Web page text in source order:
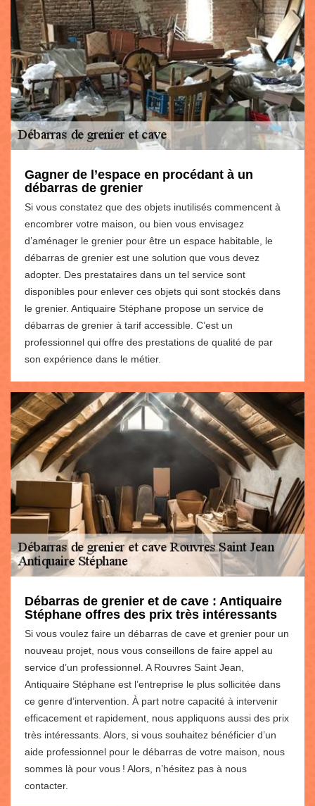
Gagner de l’espace en procédant à un
débarras de grenier
Si vous constatez que des objets inutilisés commencent à
encombrer votre maison, ou bien vous envisagez
d’aménager le grenier pour être un espace habitable, le
débarras de grenier est une solution que vous devez
adopter. Des prestataires dans un tel service sont
disponibles pour enlever ces objets qui sont stockés dans
le grenier. Antiquaire Stéphane propose un service de
débarras de grenier à tarif accessible. C’est un
professionnel qui offre des prestations de qualité de par
son expérience dans le métier.
Débarras de grenier et de cave : Antiquaire
Stéphane offres des prix très intéressants
Si vous voulez faire un débarras de cave et grenier pour un
nouveau projet, nous vous conseillons de faire appel au
service d’un professionnel. A Rouvres Saint Jean,
Antiquaire Stéphane est l’entreprise le plus sollicitée dans
ce genre d’intervention. À part notre capacité à intervenir
efficacement et rapidement, nous appliquons aussi des prix
très intéressants. Alors, si vous souhaitez bénéficier d’un
aide professionnel pour le débarras de votre maison, nous
sommes là pour vous ! Alors, n’hésitez pas à nous
contacter.